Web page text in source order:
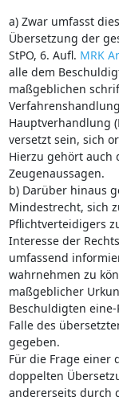
a) Zwar umfasst
Übersetzung der
StPO, 6. Aufl. MRK
alle dem
maßgeblichen
Hauptverhandlung
versetzt sein, sich
Hierzu gehört auch
Zeugenaussagen.
b) Darüber hinaus
Mindestrecht, sich
Pflichtverteidigers
Interesse der
umfassend
wahrnehmen zu
maßgeblicher
Beschuldigten
Falle des
gegeben.
Für die Frage einer
doppelten
andererseits durch